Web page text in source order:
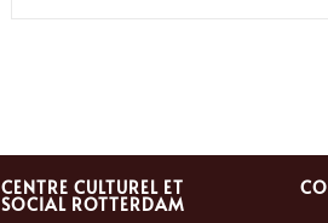
CENTRE CULTUREL ET
SOCIAL ROTTERDAM